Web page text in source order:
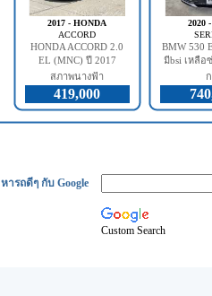
2017 - HONDA
ACCORD
HONDA ACCORD 2.0
EL (MNC) ปี 2017
สภาพนางฟ้า
419,000
2020
BMW 530
มีbsi เหลือ
ก
หารถดีๆ กับ Google
Custom Search